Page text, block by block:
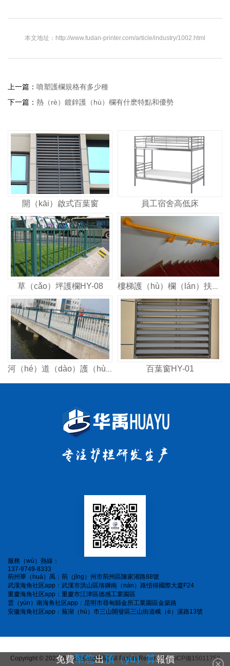
本文地址：http://www.fudan-printer.com/article/industry/1002.html
上一篇： 噴塑護欄規格有多少種
下一篇： 熱（rè）鍍鋅護（hù）欄有什麽特點和優勢
開（kāi）啟式百葉窗 員工宿舍高低床
草（cǎo）坪護欄HY-08 樓梯護（hù）欄（lán）扶手HY-01
河（hé）道（dào）護（hù）欄HY-02 百葉窗HY-01
免費幫您出預（yù）算報價
服務（wù）熱線：
137-9749-8333
荊州華（huá）禹：荊（jīng）州市荊州區陳家湖路88號
武漢海角社区app：武漢市洪山區珞獅南（nán）路愷得國際大廈F24
重慶海角社区app：重慶市江津區德感工業園區
雲（yún）南海角社区app：昆明市尋甸縣金所工業園區金築路
安徽海角社区app：蕪湖（hú）市三山開發區三山街道峨（é）溪路13號
Copyright © 2023 海角社区app集團 All Rights Reserved.鄂ICP備15011752